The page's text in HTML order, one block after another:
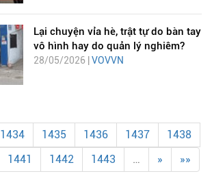
Lại chuyện vỉa hè, trật tự do bàn tay
vô hình hay do quản lý nghiêm?
28/05/2026 | VOVVN
1434 1435 1436 1437
1438
1441 1442 1443 … » »»